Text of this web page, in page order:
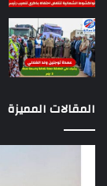
المقالات المميزة